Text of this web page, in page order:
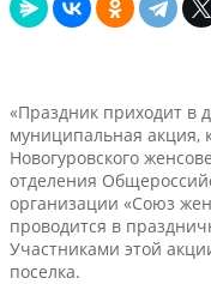
«Праздник приходит в
муниципальная акция,
Новогуровского
отделения
организации «Союз
проводится в
Участниками этой
поселка.